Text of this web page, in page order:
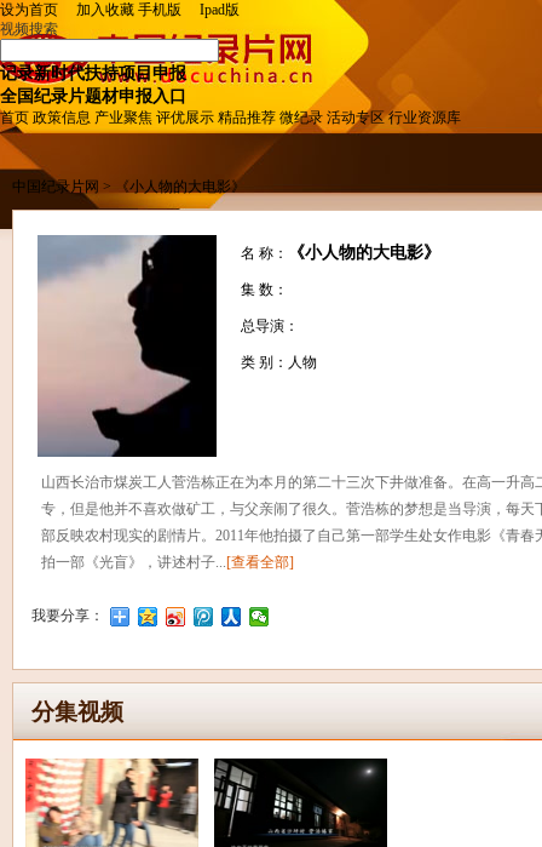
设为首页 加入收藏 手机版 Ipad版
视频搜索
记录新时代扶持项目申报
全国纪录片题材申报入口
首页 政策信息 产业聚焦 评优展示 精品推荐 微纪录 活动专区 行业资源库
中国纪录片网 > 《小人物的大电影》
名 称： 《小人物的大电影》
集 数：
总导演：
类 别：人物
山西长治市煤炭工人菅浩栋正在为本月的第二十三次下井做准备。在高一升高
专，但是他并不喜欢做矿工，与父亲闹了很久。菅浩栋的梦想是当导演，每天
部反映农村现实的剧情片。2011年他拍摄了自己第一部学生处女作电影《青
拍一部《光盲》，讲述村子...[查看全部]
我要分享：
分集视频